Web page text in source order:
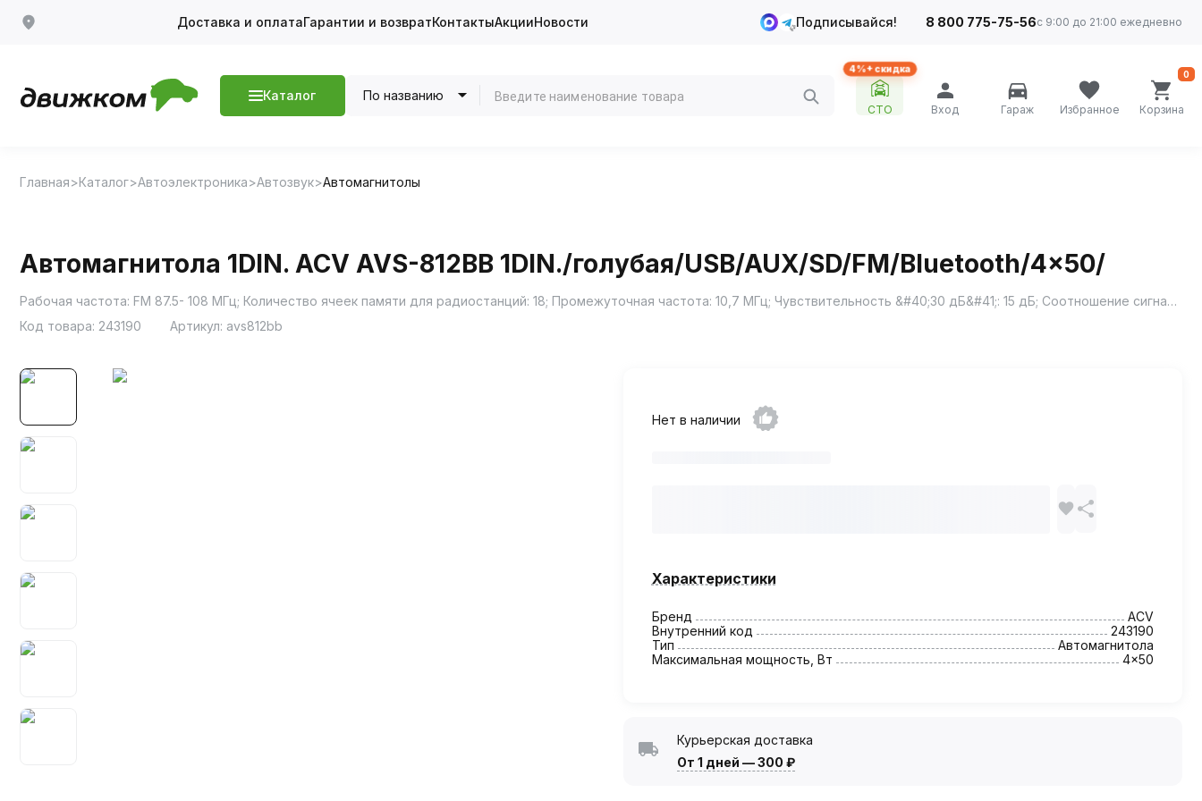
Доставка и оплатаГарантии и возвратКонтактыАкцииНовости Подписывайся! 8 800 775-75-56с 9:00 до 21:00 ежедневно
Каталог По названию
4%+ скидка
СТО Вход Гараж Избранное Корзина
0
Главная Каталог Автоэлектроника Автозвук Автомагнитолы
Автомагнитола 1DIN. ACV AVS-812BB 1DIN./голубая/USB/AUX/SD/FM/Bluetooth/4x50/
Рабочая частота: FM 87.5- 108 МГц; Количество ячеек памяти для радиостанций: 18; Промежуточная частота: 10,7 МГц; Чувствительность &#40;30 дБ&#41;: 15 дБ; Соотношение сигнал/шум: 65 дБ; Частотная характеристика: 30 Гц-15 кГц; Файловая система: FAT16/FAT32; Объем флеш карты SD, USB: 32 Гб; Типы проигрываемых файлов: MP3/WMA; Отношение сигнал/шум: 85 дБ; Разделение стерео-каналов: 80 дБ; Частотная характеристика: 20Гц-20 кГц; Дополнительный вход AUX; Максимальное напряжение на входе: 1,0 В; Полное сопротивление на входе: 30 кОм; Частотная характеристика: 20 Гц-20 кГц; Разъем: мини Jack 3.5 мм; Режим Bluetooth &#40;ver.4.0&#41; поддержка протоколов A2DP, HFP; Максимальная выходная мощность &#40;10&#37; коэффициент искажения&#41;: 4х50 Вт; Регулировка тембра: низкие частоты 100Гц, высокие частоты 10 кГц; Импеданс динамика: 4-8 Ом/канал; RCA стерео аудиовыход; Напряжение питания: постоянный ток &#43;11,8 – 14,4 B; Максимальный потребляемый ток: 5 А; Габаритные размеры: 178x90x50 мм
Код товара: 243190 Артикул: avs812bb
Нет в наличии
Характеристики
Бренд
ACV
Внутренний код
243190
Тип
Автомагнитола
Максимальная мощность, Вт
4x50
Курьерская доставка
От 1 дней —300 ₽